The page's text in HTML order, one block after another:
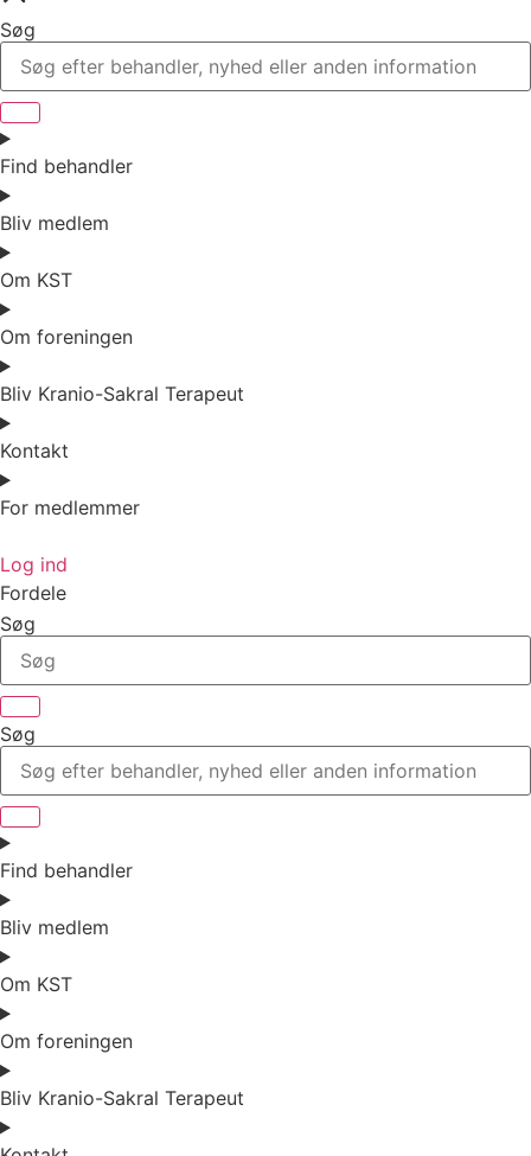
Søg
Find behandler
Bliv medlem
Om KST
Om foreningen
Bliv Kranio-Sakral Terapeut
Kontakt
For medlemmer
Log ind
Fordele
Søg
Søg
Find behandler
Bliv medlem
Om KST
Om foreningen
Bliv Kranio-Sakral Terapeut